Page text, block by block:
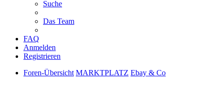
Suche
Das Team
FAQ
Anmelden
Registrieren
Foren-Übersicht MARKTPLATZ Ebay & Co